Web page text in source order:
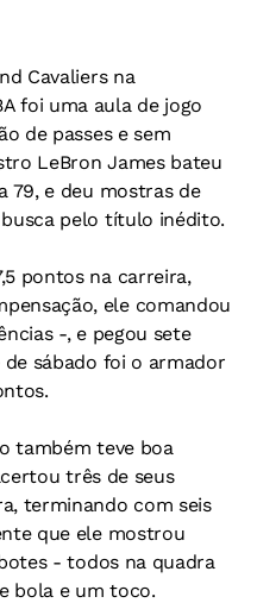
Cavaliers na
foi uma aula de jogo
de passes e sem
LeBron James bateu
79, e deu mostras de
pelo título inédito.
pontos na carreira,
ele comandou
-, e pegou sete
sábado foi o armador
também teve boa
três de seus
terminando com seis
que ele mostrou
- todos na quadra
bola e um toco.